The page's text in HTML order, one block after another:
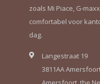
zoals Mi Piace, G-
comfortabel voor
dag.
Langestraat 19
3811AA